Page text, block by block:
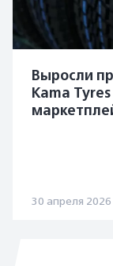
Выросли
Kama
30 апреля 2026